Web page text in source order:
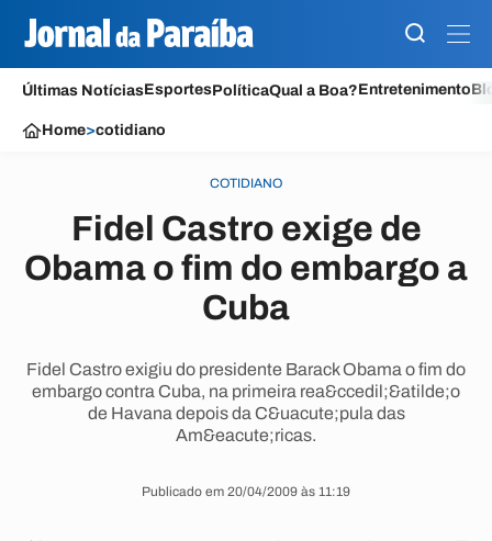
Últimas NotíciasEsportesPolíticaQual a Boa?Entretenimento
Home>cotidiano
COTIDIANO
Fidel Castro exige de
Obama o fim do embargo a
Cuba
Fidel Castro exigiu do presidente Barack Obama o fim do
embargo contra Cuba, na primeira rea&ccedil;&atilde;o
de Havana depois da C&uacute;pula das
Am&eacute;ricas.
Publicado em 20/04/2009 às 11:19